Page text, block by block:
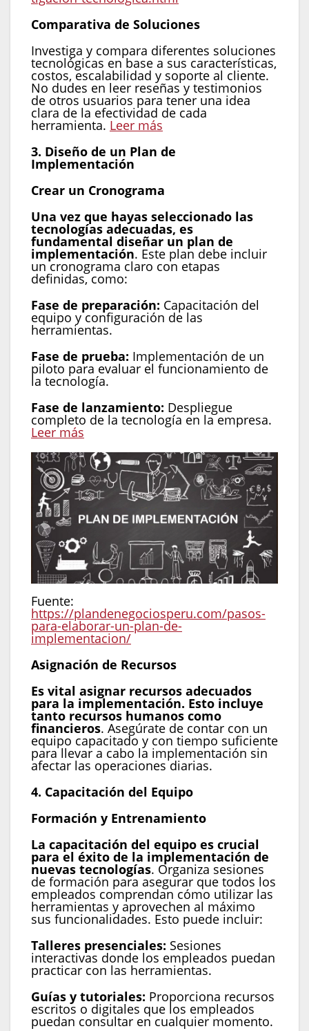
Comparativa de Soluciones
Investiga y compara diferentes soluciones
tecnológicas en base a sus características,
costos, escalabilidad y soporte al cliente.
No dudes en leer reseñas y testimonios
de otros usuarios para tener una idea
clara de la efectividad de cada
herramienta. Leer más
3. Diseño de un Plan de
Implementación
Crear un Cronograma
Una vez que hayas seleccionado las
tecnologías adecuadas, es
fundamental diseñar un plan de
implementación. Este plan debe incluir
un cronograma claro con etapas
definidas, como:
Fase de preparación: Capacitación del
equipo y configuración de las
herramientas.
Fase de prueba: Implementación de un
piloto para evaluar el funcionamiento de
la tecnología.
Fase de lanzamiento: Despliegue
completo de la tecnología en la empresa.
Leer más
Fuente:
https://plandenegociosperu.com/pasos-
para-elaborar-un-plan-de-
implementacion/
Asignación de Recursos
Es vital asignar recursos adecuados
para la implementación. Esto incluye
tanto recursos humanos como
financieros. Asegúrate de contar con un
equipo capacitado y con tiempo suficiente
para llevar a cabo la implementación sin
afectar las operaciones diarias.
4. Capacitación del Equipo
Formación y Entrenamiento
La capacitación del equipo es crucial
para el éxito de la implementación de
nuevas tecnologías. Organiza sesiones
de formación para asegurar que todos los
empleados comprendan cómo utilizar las
herramientas y aprovechen al máximo
sus funcionalidades. Esto puede incluir:
Talleres presenciales: Sesiones
interactivas donde los empleados puedan
practicar con las herramientas.
Guías y tutoriales: Proporciona recursos
escritos o digitales que los empleados
puedan consultar en cualquier momento.